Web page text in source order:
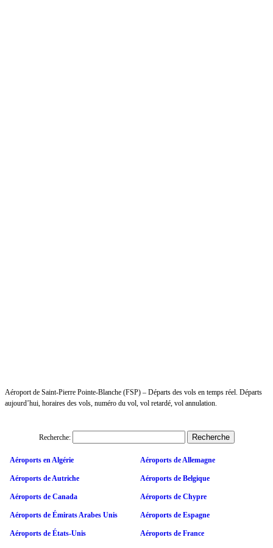
Aéroport de Saint-Pierre Pointe-Blanche (FSP) – Départs des vols en temps réel. Départs
aujourd’hui, horaires des vols, numéro du vol, vol retardé, vol annulation.
Recherche:
Aéroports en Algérie Aéroports de Allemagne
Aéroports de Autriche Aéroports de Belgique
Aéroports de Canada Aéroports de Chypre
Aéroports de Émirats Arabes Unis Aéroports de Espagne
Aéroports de États-Unis Aéroports de France